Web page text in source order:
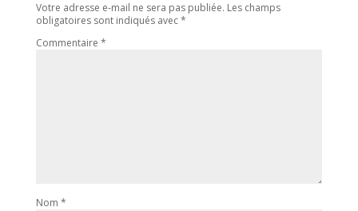
Votre adresse e-mail ne sera pas publiée. Les champs
obligatoires sont indiqués avec*
Commentaire *
Nom *